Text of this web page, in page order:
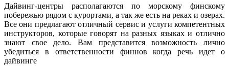
Дайвинг-центры располагаются по морскому финскому
побережью рядом с курортами, а так же есть на реках и озерах.
Все они предлагают отличный сервис и услуги компетентных
инструкторов, которые говорят на разных языках и отлично
знают свое дело. Вам представится возможность лично
убедиться в ответственности финнов когда речь идет о
дайвинге